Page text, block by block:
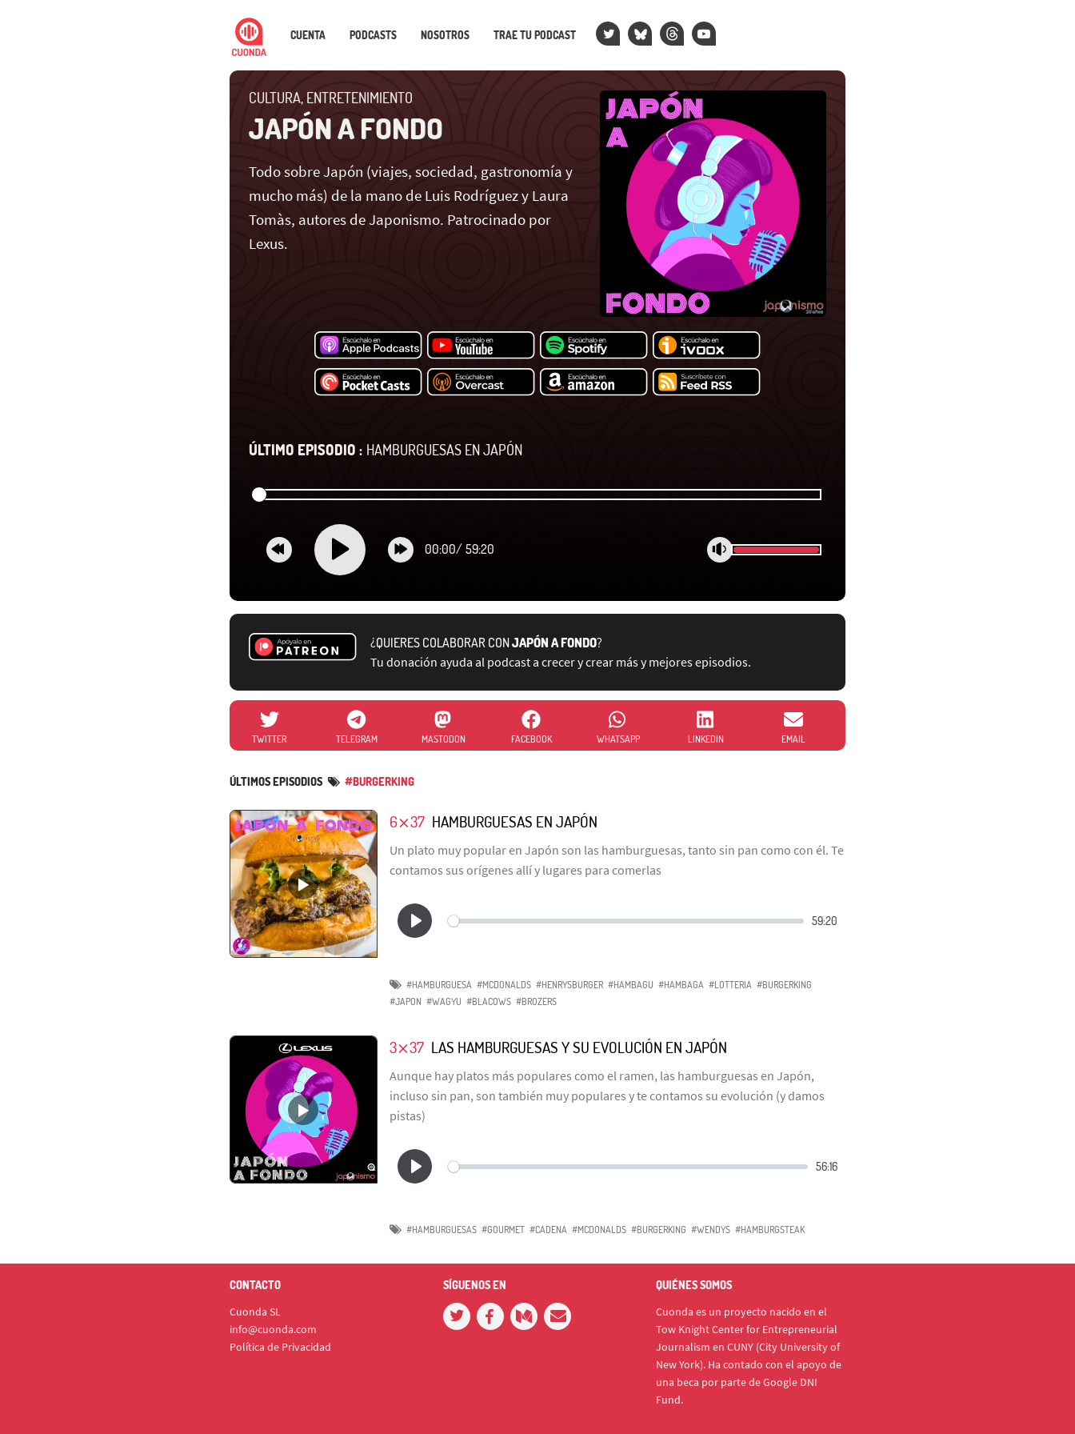
CUENTA PODCASTS NOSOTROS TRAE TU PODCAST
CULTURA, ENTRETENIMIENTO
JAPÓN A FONDO
Todo sobre Japón (viajes, sociedad, gastronomía y
mucho más) de la mano de Luis Rodríguez y Laura
Tomàs, autores de Japonismo. Patrocinado por
Lexus.
ÚLTIMO EPISODIO : HAMBURGUESAS EN JAPÓN
00:00/ 59:20
¿QUIERES COLABORAR CONJAPÓN A FONDO?
Tu donación ayuda al podcast a crecer y crear más y mejores episodios.
TWITTER TELEGRAM MASTODON FACEBOOK WHATSAPP LINKEDIN EMAIL
ÚLTIMOS EPISODIOS #BURGERKING
6⨯37 HAMBURGUESAS EN JAPÓN
Un plato muy popular en Japón son las hamburguesas, tanto sin pan como con él. Te
contamos sus orígenes allí y lugares para comerlas
#HAMBURGUESA #MCDONALDS #HENRYSBURGER #HAMBAGU #HAMBAGA #LOTTERIA #BURGERKING
#JAPON #WAGYU #BLACOWS #BROZERS
3⨯37 LAS HAMBURGUESAS Y SU EVOLUCIÓN EN JAPÓN
Aunque hay platos más populares como el ramen, las hamburguesas en Japón,
incluso sin pan, son también muy populares y te contamos su evolución (y damos
pistas)
#HAMBURGUESAS #GOURMET #CADENA #MCDONALDS #BURGERKING #WENDYS #HAMBURGSTEAK
CONTACTO
Cuonda SL
info@cuonda.com
Política de Privacidad
SÍGUENOS EN QUIÉNES SOMOS
Cuonda es un proyecto nacido en el
Tow Knight Center for Entrepreneurial
Journalism en CUNY (City University of
New York). Ha contado con el apoyo de
una beca por parte de Google DNI
Fund.